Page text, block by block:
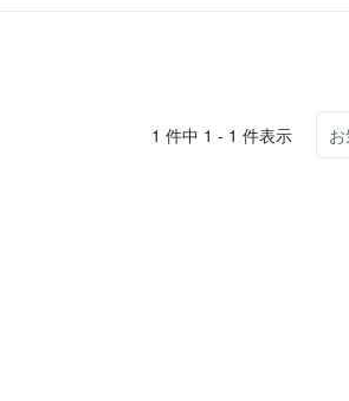
1 件中 1 - 1 件表示